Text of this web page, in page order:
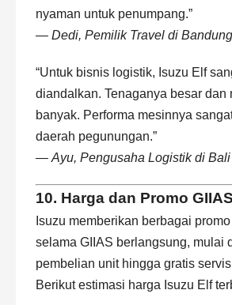
nyaman untuk penumpang.”
— Dedi, Pemilik Travel di Bandung
“Untuk bisnis logistik, Isuzu Elf
diandalkan. Tenaganya besar dan
banyak. Performa mesinnya
daerah pegunungan.”
— Ayu, Pengusaha Logistik di Bali
10. Harga dan Promo
Isuzu memberikan berbagai
selama GIIAS berlangsung, mulai
pembelian unit hingga gratis
Berikut estimasi harga Isuzu Elf